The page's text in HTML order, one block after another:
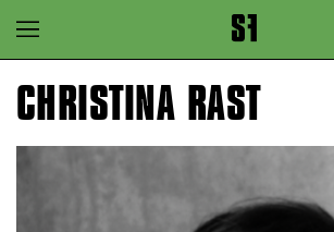
Zur Hauptnavigation springen
Zum Hauptinhalt springen
CHRISTINA RAST